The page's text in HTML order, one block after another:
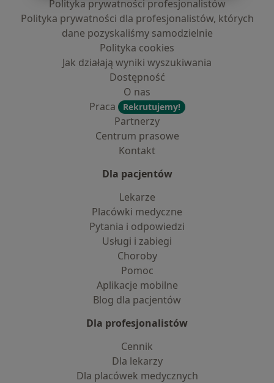
Polityka prywatności profesjonalistów
Polityka prywatności dla profesjonalistów, których
dane pozyskaliśmy samodzielnie
Polityka cookies
Jak działają wyniki wyszukiwania
Dostępność
O nas
Praca
Rekrutujemy!
Partnerzy
Centrum prasowe
Kontakt
Dla pacjentów
Lekarze
Placówki medyczne
Pytania i odpowiedzi
Usługi i zabiegi
Choroby
Pomoc
Aplikacje mobilne
Blog dla pacjentów
Dla profesjonalistów
Cennik
Dla lekarzy
Dla placówek medycznych